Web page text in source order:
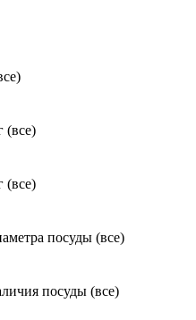
(все)
(все)
посуды (все)
посуды (все)